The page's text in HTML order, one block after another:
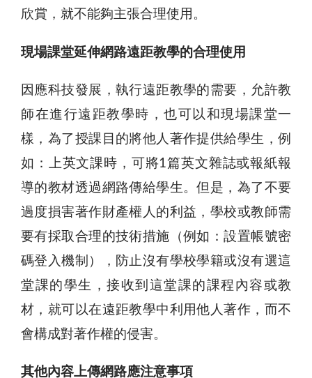
欣賞，就不能夠主張合理使用。
現場課堂延伸網路遠距教學的合理使用
因應科技發展，執行遠距教學的需要，允許教
師在進行遠距教學時，也可以和現場課堂一
樣，為了授課目的將他人著作提供給學生，例
如：上英文課時，可將1篇英文雜誌或報紙報
導的教材透過網路傳給學生。但是，為了不要
過度損害著作財產權人的利益，學校或教師需
要有採取合理的技術措施（例如：設置帳號密
碼登入機制），防止沒有學校學籍或沒有選這
堂課的學生，接收到這堂課的課程內容或教
材，就可以在遠距教學中利用他人著作，而不
會構成對著作權的侵害。
其他內容上傳網路應注意事項